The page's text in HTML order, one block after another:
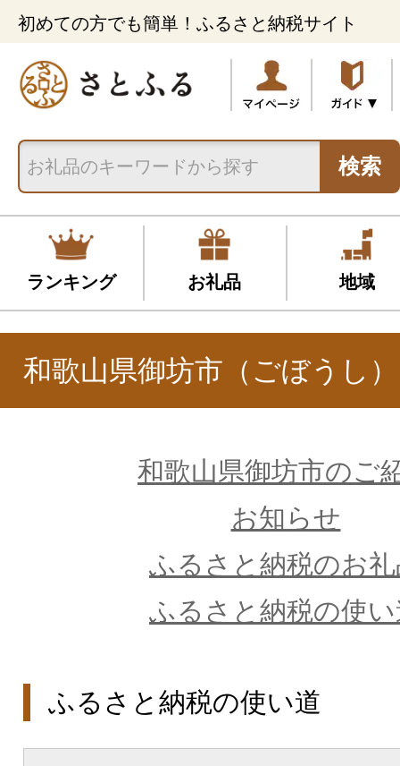
初めての方でも簡単！ふるさと納税サイト
検索
ランキング お礼品 地域
和歌山県御坊市（ごぼうし）
和歌山県御坊市のご
お知らせ
ふるさと納税のお
ふるさと納税の使
ふるさと納税の使い道